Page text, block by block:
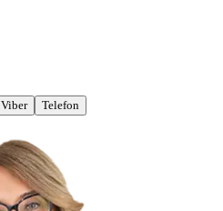
Viber Telefon